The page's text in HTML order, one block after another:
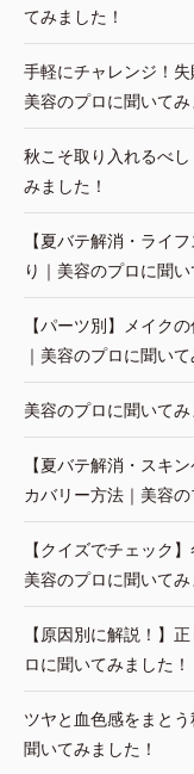
てみました！
手軽にチャレンジ！
美容のプロに聞いてみ
秋こそ取り入れるべ
みました！
【夏バテ解消・ライ
り｜美容のプロに聞い
【パーツ別】メイク
｜美容のプロに聞いて
美容のプロに聞いて
【夏バテ解消・スキ
カバリー方法｜美容
【クイズでチェック
美容のプロに聞いてみ
【原因別に解説！】
ロに聞いてみました！
ツヤと血色感をまと
聞いてみました！